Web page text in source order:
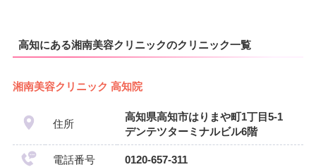
高知にある湘南美容クリニックのクリニック一覧
湘南美容クリニック 高知院
住所
高知県高知市はりまや町1丁目5-1
デンテツターミナルビル6階
電話番号 0120-657-311